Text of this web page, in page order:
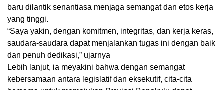
baru dilantik senantiasa menjaga semangat dan etos kerja
yang tinggi.
“Saya yakin, dengan komitmen, integritas, dan kerja keras,
saudara-saudara dapat menjalankan tugas ini dengan baik
dan penuh dedikasi,” ujarnya.
Lebih lanjut, ia meyakini bahwa dengan semangat
kebersamaan antara legislatif dan eksekutif, cita-cita